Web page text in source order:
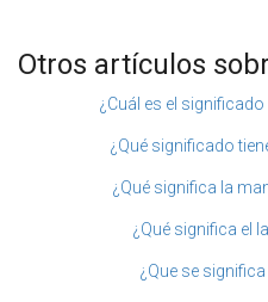
Otros artículos
¿Cuál es el
¿Qué significado
¿Qué significa la
¿Qué significa el
¿Que se